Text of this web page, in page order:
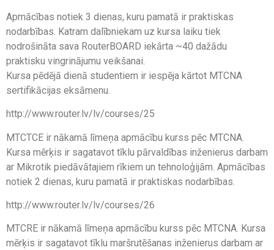
Apmācības notiek 3 dienas, kuru pamatā ir praktiskas
nodarbības. Katram dalībniekam uz kursa laiku tiek
nodrošināta sava RouterBOARD iekārta ~40 dažādu
praktisku vingrinājumu veikšanai.
Kursa pēdējā dienā studentiem ir iespēja kārtot MTCNA
sertifikācijas eksāmenu.
http://www.router.lv/lv/courses/25
MTCTCE ir nākamā līmeņa apmācību kurss pēc MTCNA.
Kursa mērķis ir sagatavot tīklu pārvaldības inženierus darbam
ar Mikrotik piedāvātajiem rīkiem un tehnoloģijām. Apmācības
notiek 2 dienas, kuru pamatā ir praktiskas nodarbības.
http://www.router.lv/lv/courses/26
MTCRE ir nākamā līmeņa apmācību kurss pēc MTCNA. Kursa
mērķis ir sagatavot tīklu maršrutēšanas inženierus darbam ar